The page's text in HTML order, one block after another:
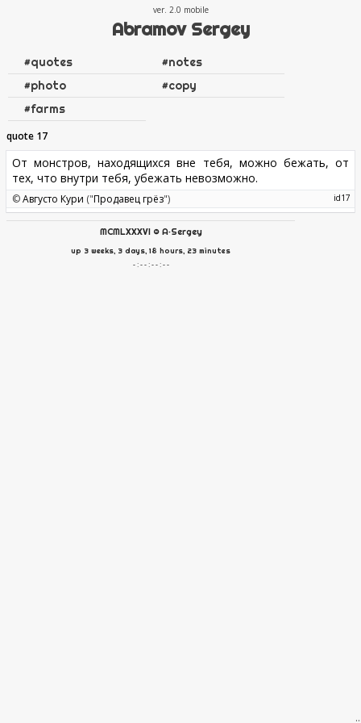
ver. 2.0
Abramov Sergey
#quotes #notes
#photo #copy
#farms
quote 17
От монстров, находящихся вне тебя, можно бежать, от
тех, что внутри тебя, убежать невозможно.
17
©Августо Кури ("Продавец грёз")
MCMLXXXVI © A·Sergey
up 3 weeks, 3 days, 18 hours, 23 minutes
- : - - : - - : - -